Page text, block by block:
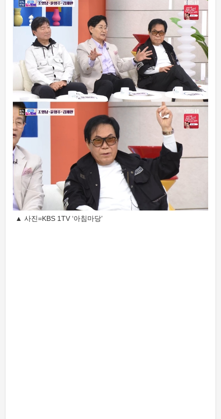
▲ 사진=KBS 1TV ‘아침마당’